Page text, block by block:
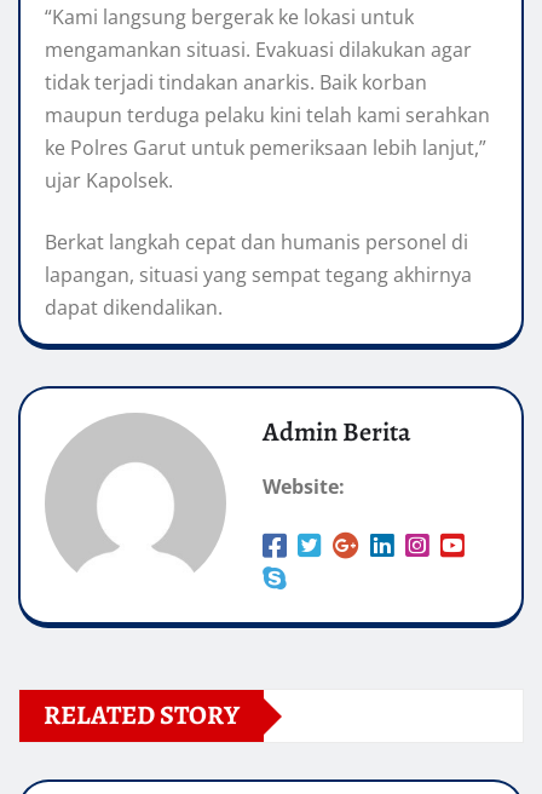
“Kami langsung bergerak ke lokasi untuk
mengamankan situasi. Evakuasi dilakukan agar
tidak terjadi tindakan anarkis. Baik korban
maupun terduga pelaku kini telah kami serahkan
ke Polres Garut untuk pemeriksaan lebih lanjut,”
ujar Kapolsek.
Berkat langkah cepat dan humanis personel di
lapangan, situasi yang sempat tegang akhirnya
dapat dikendalikan.
Admin Berita
Website:
RELATED STORY